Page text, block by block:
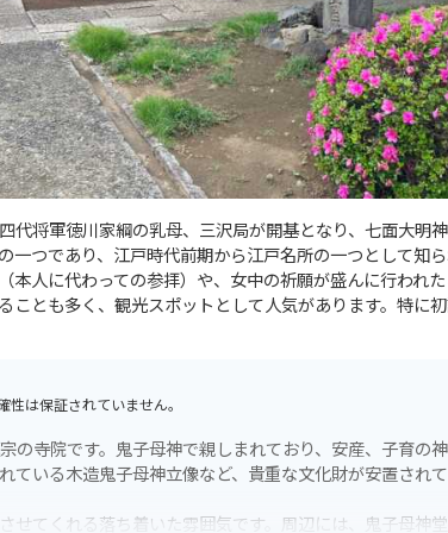
代将軍徳川家綱の乳母、三沢局が開基となり、七面大明
つであり、江戸時代前期から江戸名所の一つとして知
本人に代わっての参拝）や、女中の祈願が盛んに行われ
ことも多く、観光スポットとして人気があります。特に
は保証されていません。
の寺院です。鬼子母神で親しまれており、安産、子育の
ている木造鬼子母神立像など、貴重な文化財が安置されて
せてくれる落ち着いた雰囲気です。周辺には、鬼子母神